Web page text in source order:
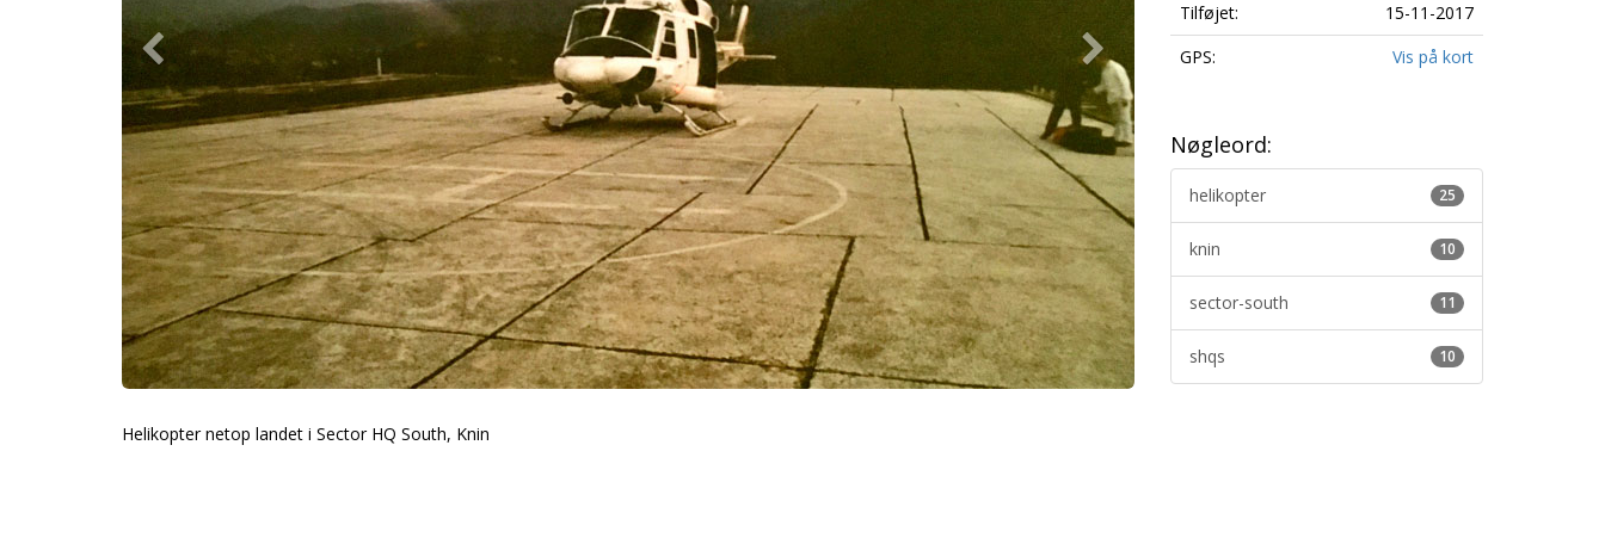
Helikopter netop landet i Sector HQ South, Knin
Tilføjet:
15-11-2017
GPS:
Vis på kort
Nøgleord:
25
helikopter
10
knin
11
sector-south
10
shqs